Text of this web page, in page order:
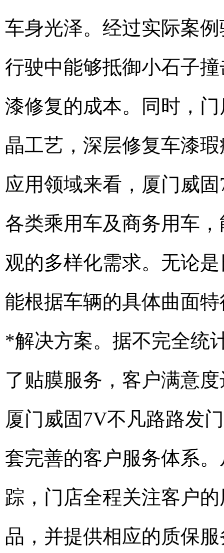
车身光泽。经过实际案
行驶中能够抵御小石子
漆修复的成本。同时，
晶工艺，深层修复车漆
应用领域来看，厦门威
各类乘用车及商务用车
观的多样化需求。无论
能根据车辆的具体曲面
*解决方案。据不完全统
了贴膜服务，客户满意
厦门威固7V不凡路路发
套完善的客户服务体系
踪，门店全程关注客户
品，并提供相应的质保